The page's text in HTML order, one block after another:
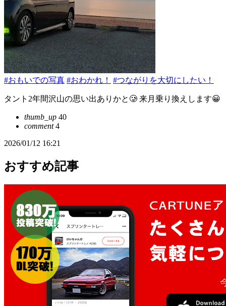
#おもいでの写真 #おわかれ！ #つながりを大切にしたい！
タント2年間沢山の思い出ありかと🥲 来月乗り換えします😀
thumb_up 40
comment4
2026/01/12 16:21
おすすめ記事